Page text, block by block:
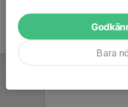
Bara